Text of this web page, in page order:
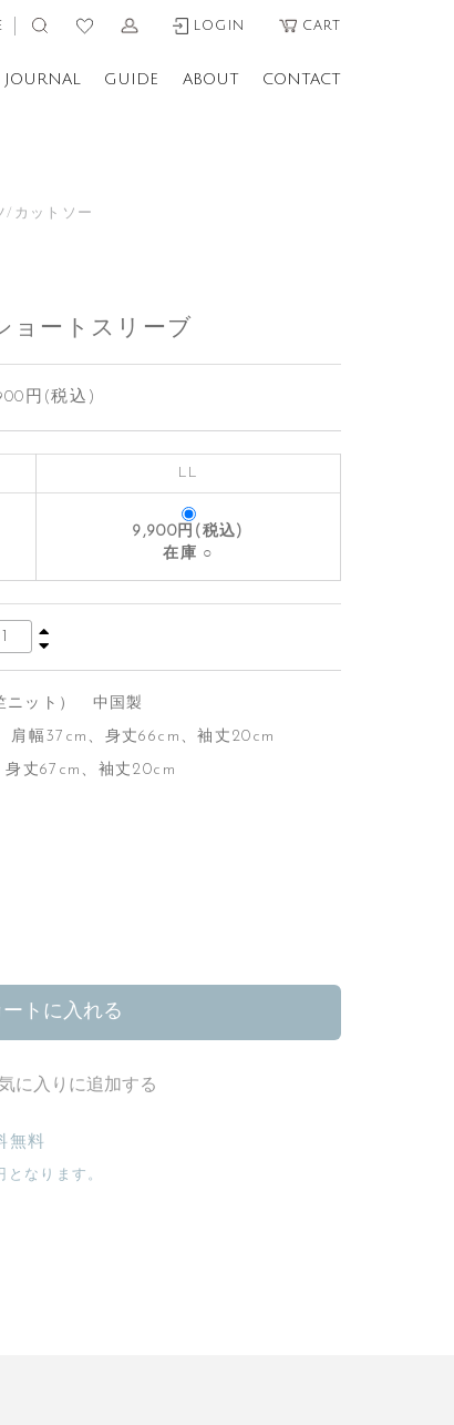
LOGIN CART
JOURNAL GUIDE ABOUT CONTACT
/カットソー
ョートスリーブ
円(税込)
LL
9,900円(税込)
○
ット） 中国製
肩幅37cm、身丈66cm、袖丈20cm
丈67cm、袖丈20cm
ートに入れる
に入りに追加する
無料
なります。